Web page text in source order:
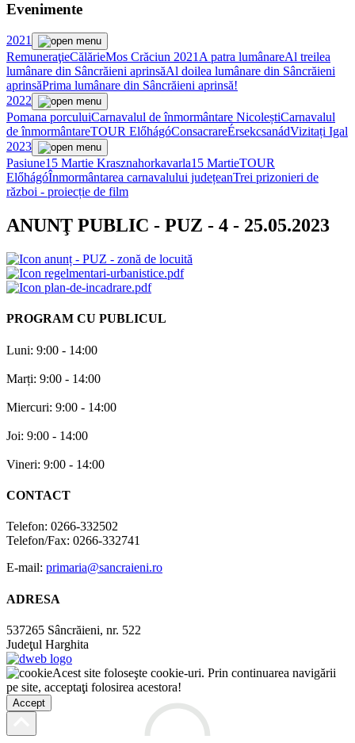
Evenimente
2021
RemuneraţieCălărieMos Crăciun 2021 A patra lumânareAl treilea
lumânare din Sâncrăieni aprinsăAl doilea lumânare din Sâncrăieni
aprinsăPrima lumânare din Sâncrăieni aprinsă!
2022
Pomana porculuiCarnavalul de înmormântare NicoleștiCarnavalul
de înmormântareTOUR ElőhágóConsacrareÉrsekcsanádVizitați Igal
2023
Pasiune15 Martie Krasznahorkavarla15 MartieTOUR
ElőhágóÎnmormântarea carnavalului județeanTrei prizonieri de
război - proiecție de film
ANUNŢ PUBLIC - PUZ - 4 - 25.05.2023
anunț - PUZ - zonă de locuită
regelmentari-urbanistice.pdf
plan-de-incadrare.pdf
PROGRAM CU PUBLICUL
Luni: 9:00 - 14:00
Marți: 9:00 - 14:00
Miercuri: 9:00 - 14:00
Joi: 9:00 - 14:00
Vineri: 9:00 - 14:00
CONTACT
Telefon: 0266-332502
Telefon/Fax: 0266-332741
E-mail: primaria@sancraieni.ro
ADRESA
537265 Sâncrăieni, nr. 522
Judeţul Harghita
Acest site foloseşte cookie-uri. Prin continuarea navigării
pe site, acceptaţi folosirea acestora!
Accept